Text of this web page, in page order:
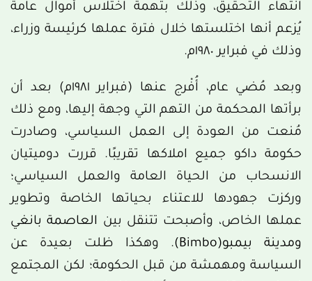
انتهاء التحقيق، وذلك بتهمة اختلاس أموال عامة
يُزعم أنها اختلستها خلال فترة عملها كرئيسة وزراء،
وذلك في فبراير ١٩٨٠م.
وبعد مُضي عام، أُفْرج عنها (فبراير ١٩٨١م) بعد أن
برأتها المحكمة من التهم التي وجهة إليها، ومع ذلك
مُنعت من العودة إلى العمل السياسي، وصادرت
حكومة داكو جميع املاكها تقريبًا. قررت دوميتيان
الانسحاب من الحياة العامة والعمل السياسي؛
وركزت جهودها للاعتناء بحياتها الخاصة وتطوير
عملها الخاص، وأصبحت تتنقل بين العاصمة بانغي
ومدينة بيمبو(Bimbo)
. وهكذا ظلت بعيدة عن
السياسة ومهمشة من قبل الحكومة؛ لكن المجتمع